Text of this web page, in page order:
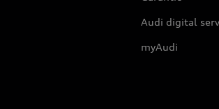
Audi digital
myAudi